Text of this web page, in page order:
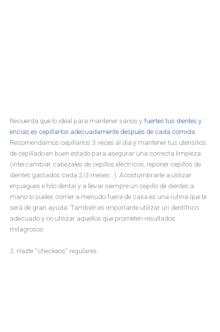
Recuerda que lo ideal para mantener sanos y fuertes tus dientes y
encías es cepillarlos adecuadamente después de cada comida
Recomendamos cepillarlos 3 veces al día y mantener tus utensilios
de cepillado en buen estado para asegurar una correcta limpieza
(intercambiar cabezales de cepillos eléctricos, reponer cepillos de
dientes gastados cada 2/3 meses…). Acostumbrarte a utilizar
enjuagues e hilo dental y a llevar siempre un cepillo de dientes a
mano si sueles comer a menudo fuera de casa es una rutina que te
será de gran ayuda. También es importante utilizar un dentífrico
adecuado y no utilizar aquellos que prometen resultados
milagrosos.
2. Hazte “checkeos” regulares